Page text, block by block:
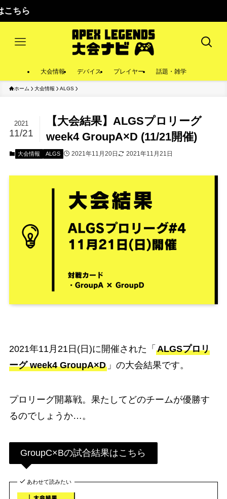
大会情報 デバイス プレイヤー 話題・雑学
ホーム 大会情報 ALGS
【大会結果】ALGSプロリーグ
week4 GroupA×D (11/21開催)
2021
11/21
大会情報 ALGS 2021年11月20日 2021年11月21日
2021年11月21日(日)に開催された「 ALGSプロリ
ーグ week4 GroupA×D」の大会結果です。
プロリーグ開幕戦。果たしてどのチームが優勝す
るのでしょうか…。
GroupC×Bの試合結果はこちら
あわせて読みたい